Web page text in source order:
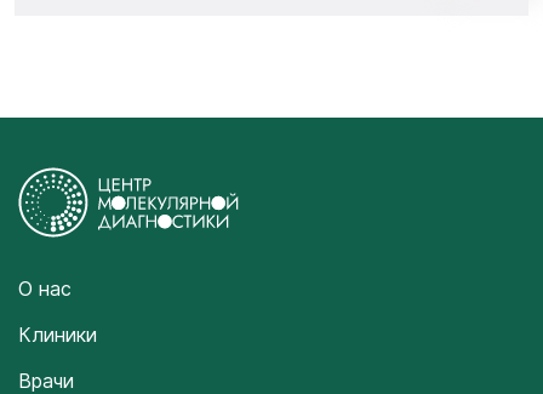
О нас
Клиники
Врачи